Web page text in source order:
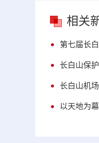
相关
第七届长
长白山保
长白山机
以天地为